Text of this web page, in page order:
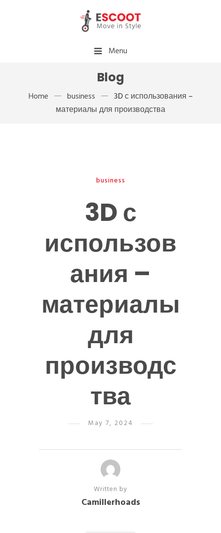
Menu
Blog
Home business
3D с использования –
материалы для производства
business
3D с
использов
ания –
материалы
для
производс
тва
May 7, 2024
Written by
Camillerhoads